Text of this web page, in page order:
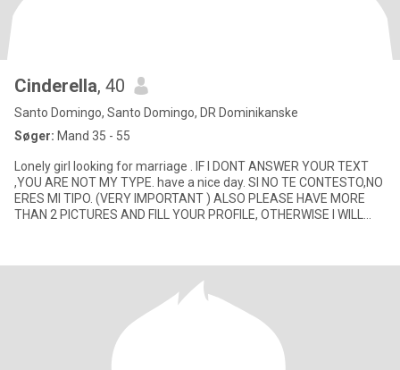
Cinderella, 40
Santo Domingo, Santo Domingo, DR Dominikanske
Søger: Mand 35 - 55
Lonely girl looking for marriage . IF I DONT ANSWER YOUR TEXT
,YOU ARE NOT MY TYPE. have a nice day. SI NO TE CONTESTO,NO
ERES MI TIPO. (VERY IMPORTANT ) ALSO PLEASE HAVE MORE
THAN 2 PICTURES AND FILL YOUR PROFILE, OTHERWISE I WILL